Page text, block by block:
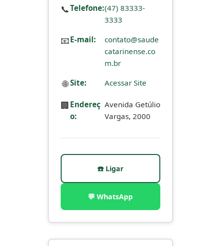
📞Telefone:(47) 83333-
3333
📧E-mail:
contato@saude
catarinense.co
m.br
🌐 Site: Acessar Site
🏢 Endereç
o:
Avenida Getúlio
Vargas, 2000
☎️ Ligar
💬 WhatsApp